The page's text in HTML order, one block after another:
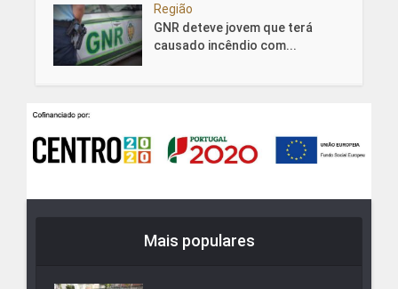
Região
GNR deteve jovem que terá
causado incêndio com...
Mais populares